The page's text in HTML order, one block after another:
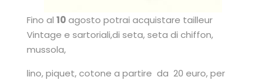
Fino al 10agosto potrai acquistare tailleur
Vintage e sartoriali,di seta, seta di chiffon,
mussola,
lino, piquet, cotone a partire da 20 euro, per